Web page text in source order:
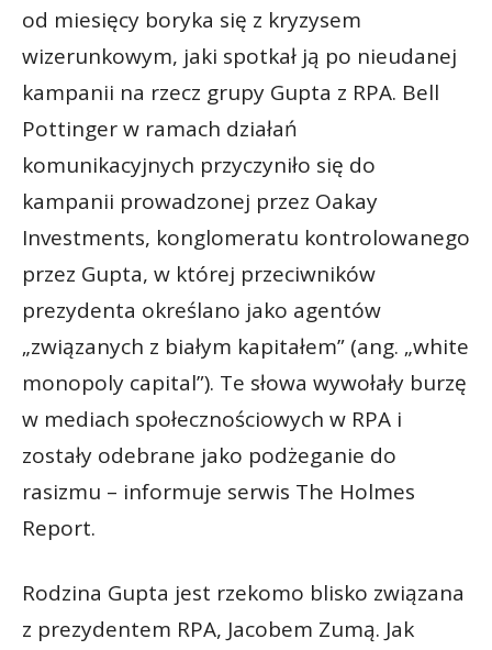
od miesięcy boryka się z kryzysem
wizerunkowym, jaki spotkał ją po nieudanej
kampanii na rzecz grupy Gupta z RPA. Bell
Pottinger w ramach działań
komunikacyjnych przyczyniło się do
kampanii prowadzonej przez Oakay
Investments, konglomeratu kontrolowanego
przez Gupta, w której przeciwników
prezydenta określano jako agentów
„związanych z białym kapitałem” (ang. „white
monopoly capital”). Te słowa wywołały burzę
w mediach społecznościowych w RPA i
zostały odebrane jako podżeganie do
rasizmu – informuje serwis The Holmes
Report.
Rodzina Gupta jest rzekomo blisko związana
z prezydentem RPA, Jacobem Zumą. Jak